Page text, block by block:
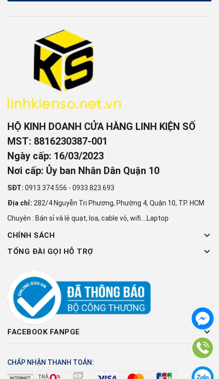
HỘ KINH DOANH CỬA HÀNG LINH KIỆN SỐ
MST: 8816230387-001
Ngày cấp: 16/03/2023
Nơi cấp: Ủy ban Nhân Dân Quận 10
SĐT: 0913.374.556 - 0933.823.693
Địa chỉ: 282/4 Nguyễn Tri Phương, Phường 4, Quận 10, TP. HCM
Chuyên : Bán sỉ và lẻ quạt, loa, cable vỏ, wifi....Laptop
CHÍNH SÁCH
TỔNG ĐÀI GỌI HỖ TRỢ
FACEBOOK FANPGE
CHẤP NHẬN THANH TOÁN: